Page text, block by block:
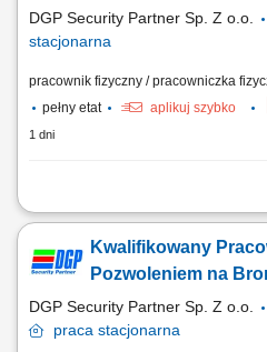
DGP Security Partner Sp. Z o.o.
stacjonarna
pracownik fizyczny / pracowniczka
pełny etat
aplikuj szybko
1 dni
Opis stanowiska: Patrolowanie
Kwalifikowany
Pozwoleniem na
DGP Security Partner Sp. Z o.o.
praca stacjonarna